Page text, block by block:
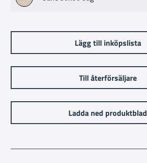
Lägg till inköpslista
Till återförsäljare
Ladda ned produktblad